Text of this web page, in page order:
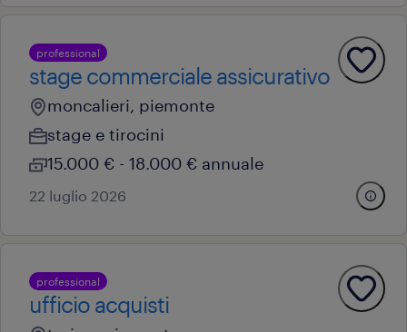
professional
stage commerciale assicurativo
moncalieri, piemonte
stage e tirocini
15.000 € - 18.000 € annuale
22 luglio 2026
professional
ufficio acquisti